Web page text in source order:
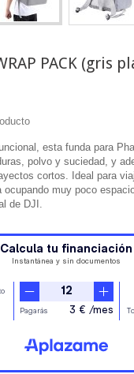
PACK (gris
esta funda para
polvo y suciedad, y
cortos. Ideal para
muy poco
de DJI.